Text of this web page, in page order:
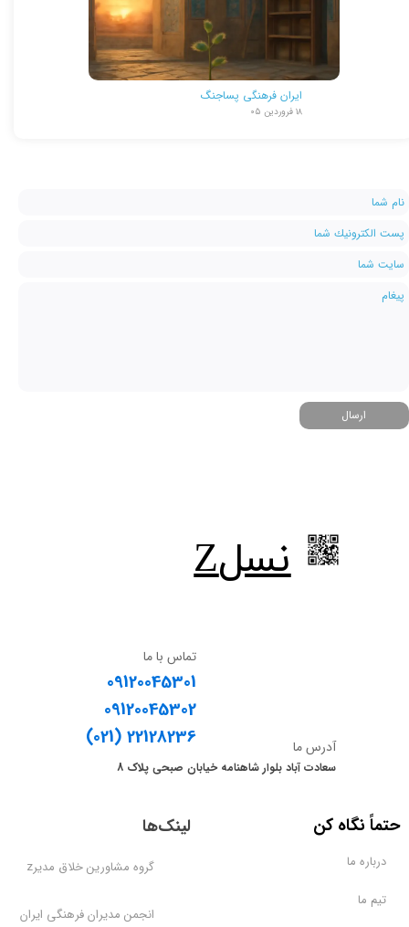
ایران فرهنگی پساجنگ
۱۸ فروردین ۰۵
ارسال
​نسلZ
تماس با ما
09120045301
09120045302
​​​​​​​(021) 22128236
آدرس ما
سعادت آباد بلوار شاهنامه خیابان صبحی پلاک 8
درباره ما
تیم ما
​حتماً نگاه کن لینک‌ها
گروه مشاورین خلاق مدیرz
انجمن مدیران فرهنگی ایران